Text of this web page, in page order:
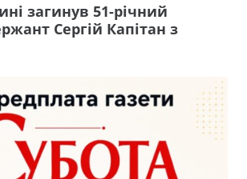
загинув 51-річний
Сергій Капітан з